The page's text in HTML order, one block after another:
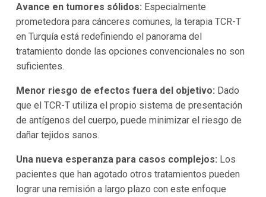
Avance en tumores sólidos: Especialmente
prometedora para cánceres comunes, la terapia TCR-T
en Turquía está redefiniendo el panorama del
tratamiento donde las opciones convencionales no son
suficientes.
Menor riesgo de efectos fuera del objetivo: Dado
que el TCR-T utiliza el propio sistema de presentación
de antígenos del cuerpo, puede minimizar el riesgo de
dañar tejidos sanos.
Una nueva esperanza para casos complejos: Los
pacientes que han agotado otros tratamientos pueden
lograr una remisión a largo plazo con este enfoque